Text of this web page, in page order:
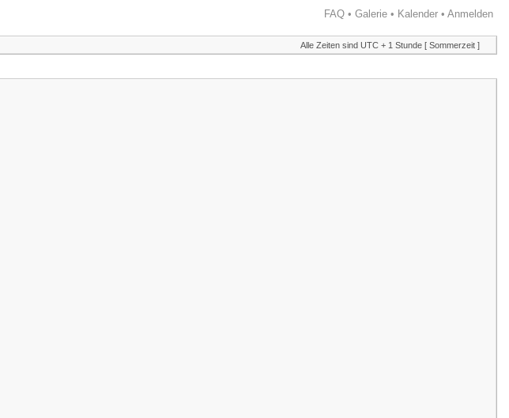
FAQ • Galerie • Kalender • Anmelden
Alle Zeiten sind UTC + 1 Stunde [ Sommerzeit ]